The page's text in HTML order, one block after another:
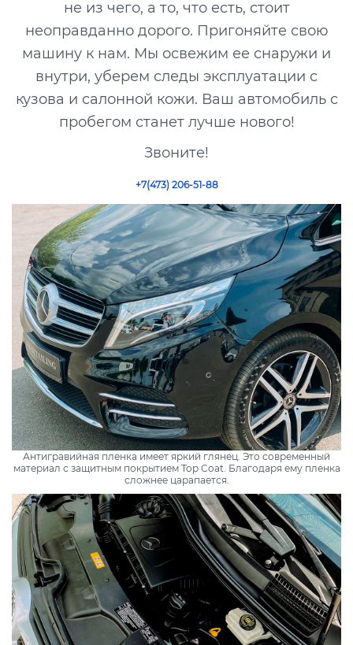
не из чего, а то, что есть, стоит
неоправданно дорого. Пригоняйте свою
машину к нам. Мы освежим ее снаружи и
внутри, уберем следы эксплуатации с
кузова и салонной кожи. Ваш автомобиль с
пробегом станет лучше нового!
Звоните!
+7(473) 206-51-88
Антигравийная пленка имеет яркий глянец. Это современный
материал с защитным покрытием Top Coat. Благодаря ему пленка
сложнее царапается.